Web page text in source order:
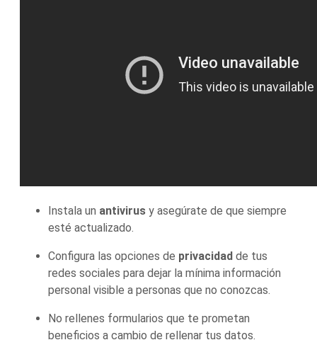
Instala un antivirus y asegúrate de que siempre
esté actualizado.
Configura las opciones de privacidad de tus
redes sociales para dejar la mínima información
personal visible a personas que no conozcas.
No rellenes formularios que te prometan
beneficios a cambio de rellenar tus datos.